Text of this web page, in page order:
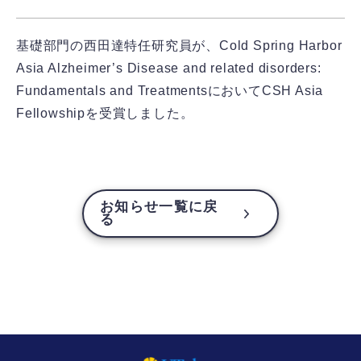
基礎部門の西田達特任研究員が、Cold Spring Harbor
Asia Alzheimer’s Disease and related disorders:
Fundamentals and TreatmentsにおいてCSH Asia
Fellowshipを受賞しました。
お知らせ一覧に戻
る